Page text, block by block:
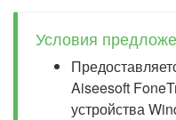
Условия
Aiseesoft
устройства